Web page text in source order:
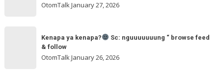
OtomTalkJanuary 27, 2026
Kenapa ya kenapa?
Sc: nguuuuuuung “ browse feed
& follow
OtomTalk January 26, 2026